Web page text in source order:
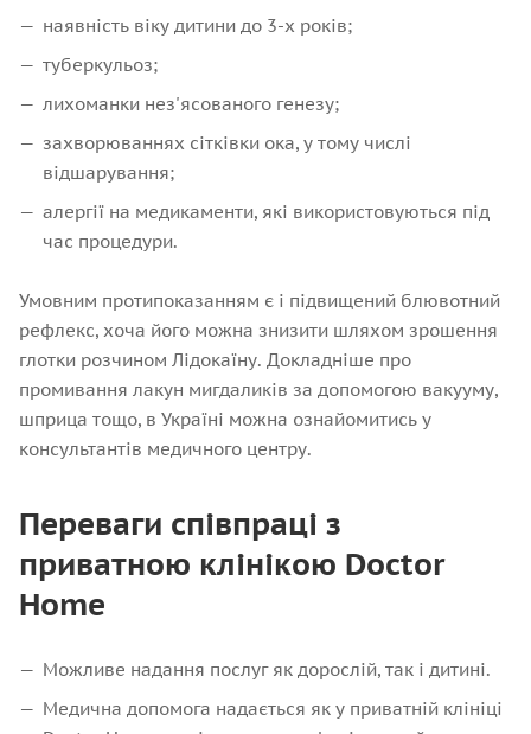
наявність віку дитини до 3-х років;
туберкульоз;
лихоманки нез'ясованого генезу;
захворюваннях сітківки ока, у тому числі
відшарування;
алергії на медикаменти, які використовуються під
час процедури.
Умовним протипоказанням є і підвищений блювотний
рефлекс, хоча його можна знизити шляхом зрошення
глотки розчином Лідокаїну. Докладніше про
промивання лакун мигдаликів за допомогою вакууму,
шприца тощо, в Україні можна ознайомитись у
консультантів медичного центру.
Переваги співпраці з
приватною клінікою Doctor
Home
Можливе надання послуг як дорослій, так і дитині.
Медична допомога надається як у приватній клініці